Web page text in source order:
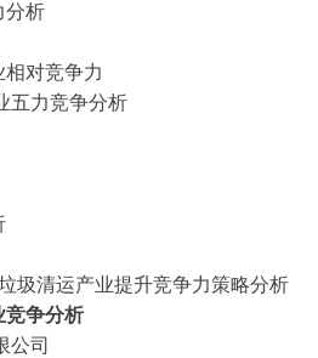
分析
对竞争力
五力竞争分析
圾清运产业提升竞争力策略分析
竞争分析
公司